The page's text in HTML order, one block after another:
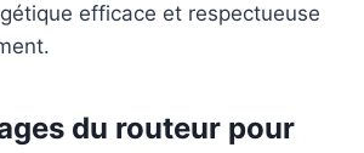
efficace et respectueuse
du routeur pour